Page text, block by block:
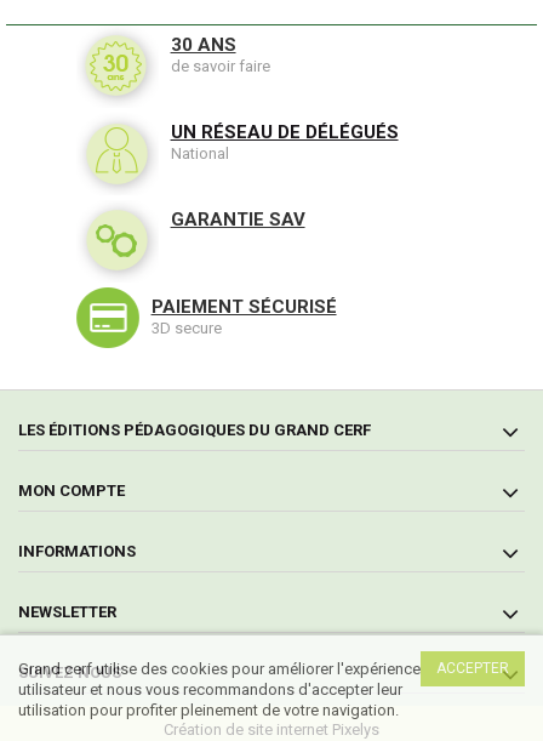
30 ANS
de savoir faire
UN RÉSEAU DE DÉLÉGUÉS
National
GARANTIE SAV
PAIEMENT SÉCURISÉ
3D secure
LES ÉDITIONS PÉDAGOGIQUES DU GRAND CERF
MON COMPTE
INFORMATIONS
NEWSLETTER
SUIVEZ NOUS
Création de site internet Pixelys
ACCEPTER
Grand cerf utilise des cookies pour améliorer l'expérience
utilisateur et nous vous recommandons d'accepter leur
utilisation pour profiter pleinement de votre navigation.